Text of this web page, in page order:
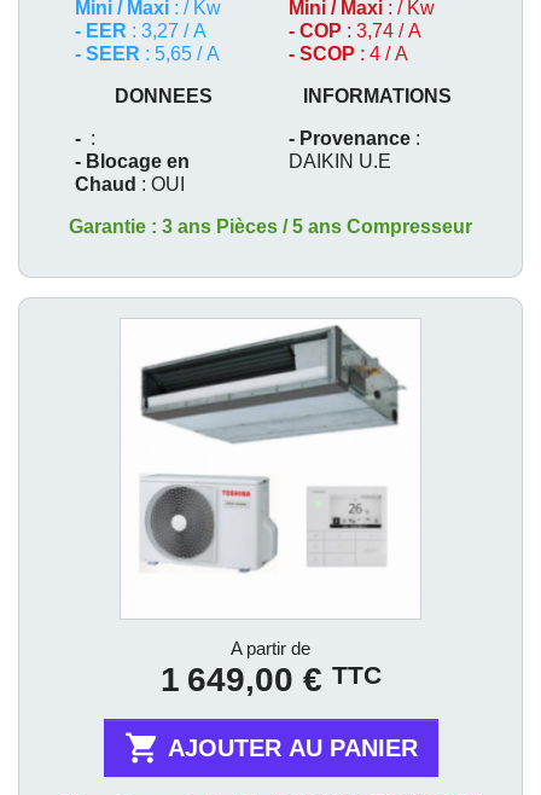
Mini / Maxi : / Kw
- EER : 3,27 / A
- SEER : 5,65 / A
Mini / Maxi : / Kw
- COP : 3,74 / A
- SCOP : 4 / A
DONNEES
- :
- Blocage en
Chaud : OUI
INFORMATIONS
- Provenance :
DAIKIN U.E
Garantie : 3 ans Pièces / 5 ans Compresseur
A partir de
1 649,00 € TTC
 AJOUTER AU PANIER